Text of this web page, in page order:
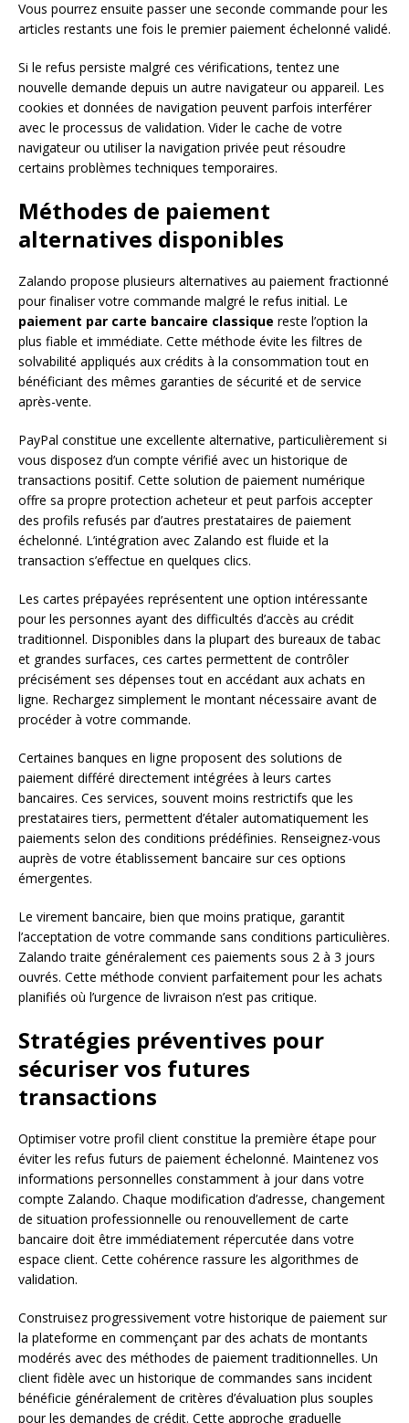
Vous pourrez ensuite passer une seconde commande pour les
articles restants une fois le premier paiement échelonné validé.
Si le refus persiste malgré ces vérifications, tentez une
nouvelle demande depuis un autre navigateur ou appareil. Les
cookies et données de navigation peuvent parfois interférer
avec le processus de validation. Vider le cache de votre
navigateur ou utiliser la navigation privée peut résoudre
certains problèmes techniques temporaires.
Méthodes de paiement
alternatives disponibles
Zalando propose plusieurs alternatives au paiement fractionné
pour finaliser votre commande malgré le refus initial. Le
paiement par carte bancaire classique reste l’option la
plus fiable et immédiate. Cette méthode évite les filtres de
solvabilité appliqués aux crédits à la consommation tout en
bénéficiant des mêmes garanties de sécurité et de service
après-vente.
PayPal constitue une excellente alternative, particulièrement si
vous disposez d’un compte vérifié avec un historique de
transactions positif. Cette solution de paiement numérique
offre sa propre protection acheteur et peut parfois accepter
des profils refusés par d’autres prestataires de paiement
échelonné. L’intégration avec Zalando est fluide et la
transaction s’effectue en quelques clics.
Les cartes prépayées représentent une option intéressante
pour les personnes ayant des difficultés d’accès au crédit
traditionnel. Disponibles dans la plupart des bureaux de tabac
et grandes surfaces, ces cartes permettent de contrôler
précisément ses dépenses tout en accédant aux achats en
ligne. Rechargez simplement le montant nécessaire avant de
procéder à votre commande.
Certaines banques en ligne proposent des solutions de
paiement différé directement intégrées à leurs cartes
bancaires. Ces services, souvent moins restrictifs que les
prestataires tiers, permettent d’étaler automatiquement les
paiements selon des conditions prédéfinies. Renseignez-vous
auprès de votre établissement bancaire sur ces options
émergentes.
Le virement bancaire, bien que moins pratique, garantit
l’acceptation de votre commande sans conditions particulières.
Zalando traite généralement ces paiements sous 2 à 3 jours
ouvrés. Cette méthode convient parfaitement pour les achats
planifiés où l’urgence de livraison n’est pas critique.
Stratégies préventives pour
sécuriser vos futures
transactions
Optimiser votre profil client constitue la première étape pour
éviter les refus futurs de paiement échelonné. Maintenez vos
informations personnelles constamment à jour dans votre
compte Zalando. Chaque modification d’adresse, changement
de situation professionnelle ou renouvellement de carte
bancaire doit être immédiatement répercutée dans votre
espace client. Cette cohérence rassure les algorithmes de
validation.
Construisez progressivement votre historique de paiement sur
la plateforme en commençant par des achats de montants
modérés avec des méthodes de paiement traditionnelles. Un
client fidèle avec un historique de commandes sans incident
bénéficie généralement de critères d’évaluation plus souples
pour les demandes de crédit. Cette approche graduelle